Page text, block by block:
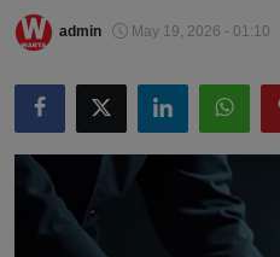
admin May 19, 2026 - 01:10